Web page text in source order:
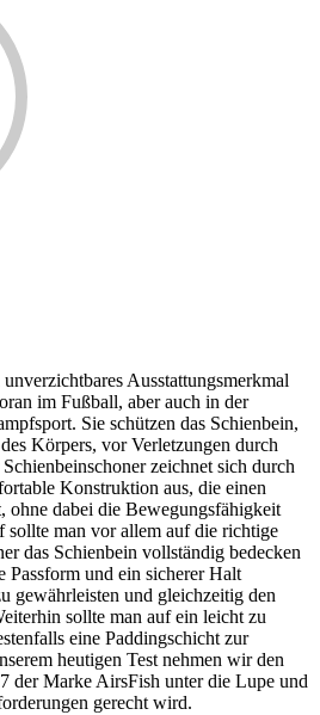
Ausstattungsmerkmal
im Fußball, aber auch in der
Sie schützen das Schienbein,
Körpers, vor Verletzungen durch
zeichnet sich durch
Konstruktion aus, die einen
ohne dabei die Bewegungsfähigkeit
sollte man vor allem auf die richtige
das Schienbein vollständig bedecken
Passform und ein sicherer Halt
gewährleisten und gleichzeitig den
sollte man auf ein leicht zu
eine Paddingschicht zur
heutigen Test nehmen wir den
der Marke AirsFish unter die Lupe und
gerecht wird.